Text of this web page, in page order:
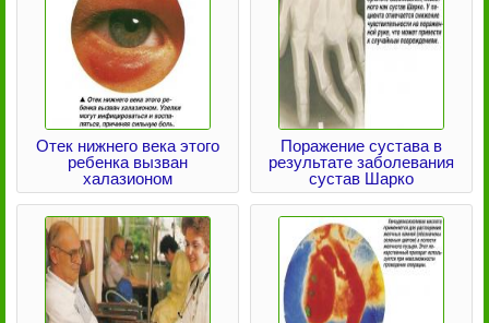
Отек нижнего века этого
ребенка вызван
халазионом
Поражение сустава в
результате заболевания
сустав Шарко